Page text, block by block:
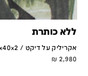
ללא כותרת
אקריליק על דיקט / 60x40x2 ס''מ
2,980
₪